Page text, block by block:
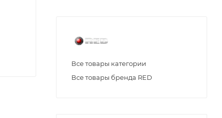
Все товары категории
Все товары бренда RED